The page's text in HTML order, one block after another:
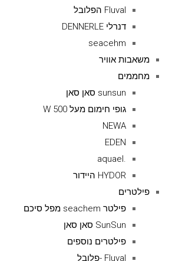
Fluval הפלובל
דנרלי DENNERLE
seacehm
משאבות אוויר
מחממים
sunsun סאן סאן
גופי חימום מעל 500 W
NEWA
EDEN
.aquael
HYDOR היידור
פילטרים
פילטר seachem מפל סיכם
SunSun סאן סאן
פילטרים נוספים
Fluval -פלובל